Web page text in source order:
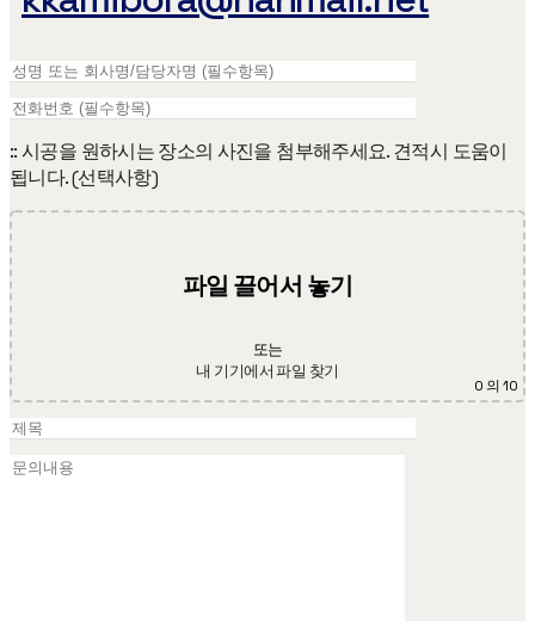
:: 시공을 원하시는 장소의 사진을 첨부해주세요. 견적시 도움이
됩니다. (선택사항)
파일 끌어서 놓기
또는
내 기기에서 파일 찾기
0 의 10